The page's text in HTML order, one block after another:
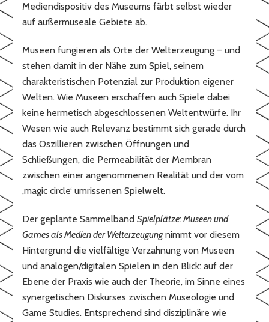
Mediendispositiv des Museums färbt selbst wieder
auf außermuseale Gebiete ab.
Museen fungieren als Orte der Welterzeugung – und
stehen damit in der Nähe zum Spiel, seinem
charakteristischen Potenzial zur Produktion eigener
Welten. Wie Museen erschaffen auch Spiele dabei
keine hermetisch abgeschlossenen Weltentwürfe. Ihr
Wesen wie auch Relevanz bestimmt sich gerade durch
das Oszillieren zwischen Öffnungen und
Schließungen, die Permeabilität der Membran
zwischen einer angenommenen Realität und der vom
‚magic circle‘ umrissenen Spielwelt.
Der geplante SammelbandSpielplätze: Museen und
Games als Medien der Welterzeugungnimmt vor diesem
Hintergrund die vielfältige Verzahnung von Museen
und analogen/digitalen Spielen in den Blick: auf der
Ebene der Praxis wie auch der Theorie, im Sinne eines
synergetischen Diskurses zwischen Museologie und
Game Studies. Entsprechend sind disziplinäre wie